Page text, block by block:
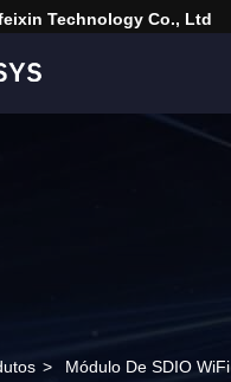
Technology Co., Ltd
> Módulo De SDIO WiFi